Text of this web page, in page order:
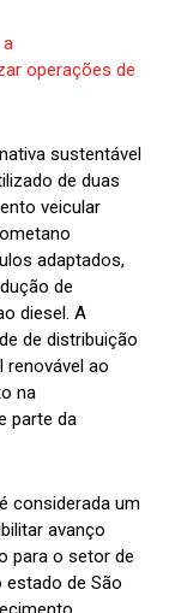
a
operações de
sustentável
de duas
veicular
adaptados,
de
diesel. A
de distribuição
renovável ao
na
parte da
considerada um
avanço
para o setor de
estado de São